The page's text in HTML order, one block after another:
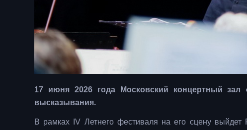
17 июня 2026 года Московский концертный зал
высказывания.
В рамках IV Летнего фестиваля на его сцену выйдет